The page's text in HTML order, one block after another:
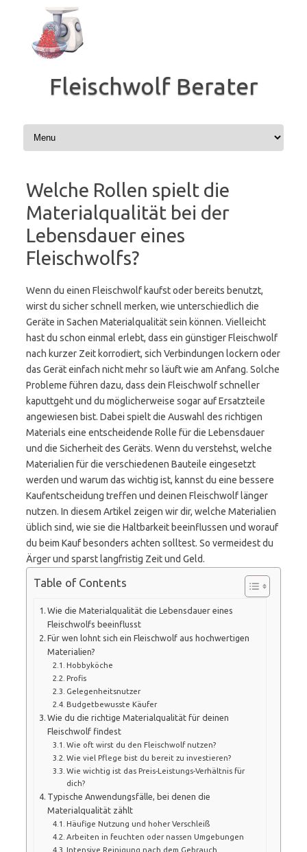
springen
Fleischwolf Berater
Welche Rollen spielt die
Materialqualität bei der
Lebensdauer eines
Fleischwolfs?
Wenn du einen Fleischwolf kaufst oder bereits benutzt,
wirst du sicher schnell merken, wie unterschiedlich die
Geräte in Sachen Materialqualität sein können. Vielleicht
hast du schon einmal erlebt, dass ein günstiger Fleischwolf
nach kurzer Zeit korrodiert, sich Verbindungen lockern oder
das Gerät einfach nicht mehr so läuft wie am Anfang. Solche
Probleme führen dazu, dass dein Fleischwolf schneller
kaputtgeht und du möglicherweise sogar auf Ersatzteile
angewiesen bist. Dabei spielt die Auswahl des richtigen
Materials eine entscheidende Rolle für die Lebensdauer
und die Sicherheit des Geräts. Wenn du verstehst, welche
Materialien für die verschiedenen Bauteile eingesetzt
werden und warum das wichtig ist, kannst du eine bessere
Kaufentscheidung treffen und deinen Fleischwolf länger
nutzen. In diesem Artikel zeigen wir dir, welche Materialien
üblich sind, wie sie die Haltbarkeit beeinflussen und worauf
du beim Kauf besonders achten solltest. So vermeidest du
Ärger und sparst langfristig Zeit und Geld.
Table of Contents
Wie die Materialqualität die Lebensdauer eines
Fleischwolfs beeinflusst
Für wen lohnt sich ein Fleischwolf aus hochwertigen
Materialien?
Hobbyköche
Profis
Gelegenheitsnutzer
Budgetbewusste Käufer
Wie du die richtige Materialqualität für deinen
Fleischwolf findest
Wie oft wirst du den Fleischwolf nutzen?
Wie viel Pflege bist du bereit zu investieren?
Wie wichtig ist das Preis-Leistungs-Verhältnis für
dich?
Typische Anwendungsfälle, bei denen die
Materialqualität zählt
Häufige Nutzung und hoher Verschleiß
Arbeiten in feuchten oder nassen Umgebungen
Intensive Reinigung nach dem Gebrauch